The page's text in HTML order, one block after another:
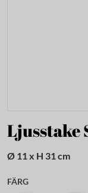
Ljusstake
Ø 11 x H 31 cm
FÄRG